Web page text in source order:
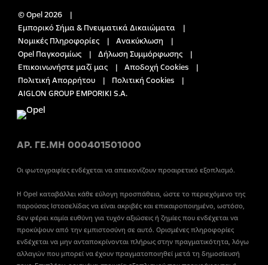
© Opel 2026
Εμπορικό Σήμα & Πνευματικά Δικαιώματα
Νομικές Πληροφορίες
Ανακύκλωση
Opel Παγκοσμίως
Δήλωση Συμμόρφωσης
Επικοινωνήστε μαζί μας
Αποδοχή Cookies
Πολιτική Απορρήτου
Πολιτική Cookies
AIGLON GROUP EMPORIKI S.A.
ΑΡ. ΓΕ.ΜΗ 000401501000
Οι φωτογραφίες ενδέχεται να απεικονίζουν προαιρετικό εξοπλισμό.
Η Opel καταβάλλει κάθε εύλογη προσπάθεια, ώστε το περιεχόμενο της
παρούσας Ιστοσελίδας να είναι ακριβές και επικαιροποιημένο, ωστόσο,
δεν φέρει καμία ευθύνη για τυχόν αξιώσεις ή ζημίες που ενδέχεται να
προκύψουν από την εμπιστοσύνη σε αυτό. Ορισμένες πληροφορίες
ενδέχεται να μην ανταποκρίνονται πλήρως στην πραγματικότητα, λόγω
αλλαγών που μπορεί να έχουν πραγματοποιηθεί μετά τη δημοσίευσή